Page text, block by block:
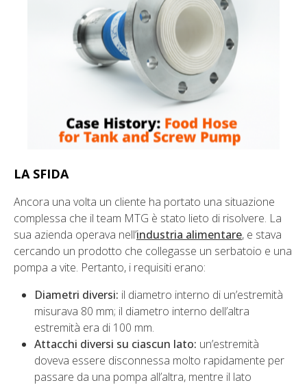
LA SFIDA
Ancora una volta un cliente ha portato una situazione
complessa che il team MTG è stato lieto di risolvere. La
sua azienda operava nell’industria alimentare, e stava
cercando un prodotto che collegasse un serbatoio e una
pompa a vite. Pertanto, i requisiti erano:
Diametri diversi: il diametro interno di un’estremità
misurava 80 mm; il diametro interno dell’altra
estremità era di 100 mm.
Attacchi diversi su ciascun lato: un’estremità
doveva essere disconnessa molto rapidamente per
passare da una pompa all’altra, mentre il lato